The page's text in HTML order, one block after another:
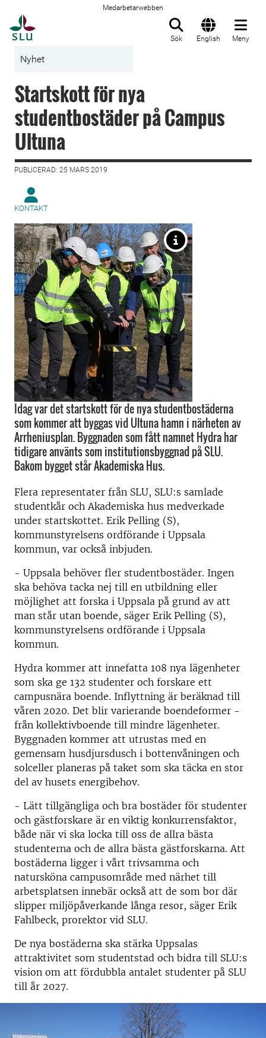
Medarbetarwebben
Sök English Meny
Nyhet
Startskott för nya
studentbostäder på Campus
Ultuna
PUBLICERAD: 25 MARS 2019
KONTAKT
Idag var det startskott för de nya studentbostäderna
som kommer att byggas vid Ultuna hamn i närheten av
Arrheniusplan. Byggnaden som fått namnet Hydra har
tidigare använts som institutionsbyggnad på SLU.
Bakom bygget står Akademiska Hus.
Flera representater från SLU, SLU:s samlade
studentkår och Akademiska hus medverkade
under startskottet. Erik Pelling (S),
kommunstyrelsens ordförande i Uppsala
kommun, var också inbjuden.
- Uppsala behöver fler studentbostäder. Ingen
ska behöva tacka nej till en utbildning eller
möjlighet att forska i Uppsala på grund av att
man står utan boende, säger Erik Pelling (S),
kommunstyrelsens ordförande i Uppsala
kommun.
Hydra kommer att innefatta 108 nya lägenheter
som ska ge 132 studenter och forskare ett
campusnära boende. Inflyttning är beräknad till
våren 2020. Det blir varierande boendeformer -
från kollektivboende till mindre lägenheter.
Byggnaden kommer att utrustas med en
gemensam husdjursdusch i bottenvåningen och
solceller planeras på taket som ska täcka en stor
del av husets energibehov.
- Lätt tillgängliga och bra bostäder för studenter
och gästforskare är en viktig konkurrensfaktor,
både när vi ska locka till oss de allra bästa
studenterna och de allra bästa gästforskarna. Att
bostäderna ligger i vårt trivsamma och
natursköna campusområde med närhet till
arbetsplatsen innebär också att de som bor där
slipper miljöpåverkande långa resor, säger Erik
Fahlbeck, prorektor vid SLU.
De nya bostäderna ska stärka Uppsalas
attraktivitet som studentstad och bidra till SLU:s
vision om att fördubbla antalet studenter på SLU
till år 2027.